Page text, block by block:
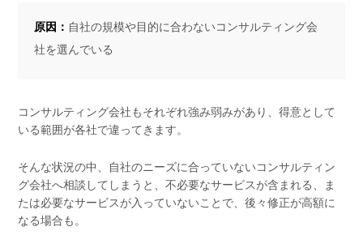
原因： 自社の規模や目的に合わないコンサルティング会
社を選んでいる
コンサルティング会社もそれぞれ強み弱みがあり、得意として
いる範囲が各社で違ってきます。
そんな状況の中、自社のニーズに合っていないコンサルティン
グ会社へ相談してしまうと、不必要なサービスが含まれる、ま
たは必要なサービスが入っていないことで、後々修正が高額に
なる場合も。